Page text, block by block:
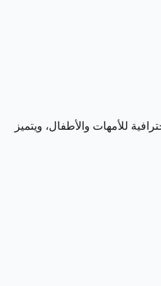
للأمهات والأطفال، ويتميز